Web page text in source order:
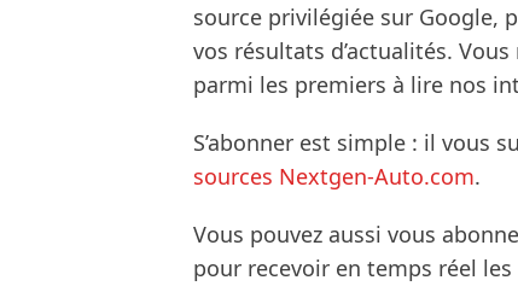
source privilégiée sur Google,
vos résultats d’actualités.
parmi les premiers à lire nos
S’abonner est simple : il vous
sources Nextgen-Auto.com.
Vous pouvez aussi vous
pour recevoir en temps réel